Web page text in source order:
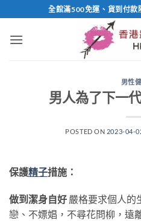
to
content
全館滿500免運、貨到付款
男性
男人為了下一
POSTED ON 2023-04-
保護精子措施：
做到潔身自好 嚴格要求個人的
戀、不嫖娼，不尋花問柳，遠